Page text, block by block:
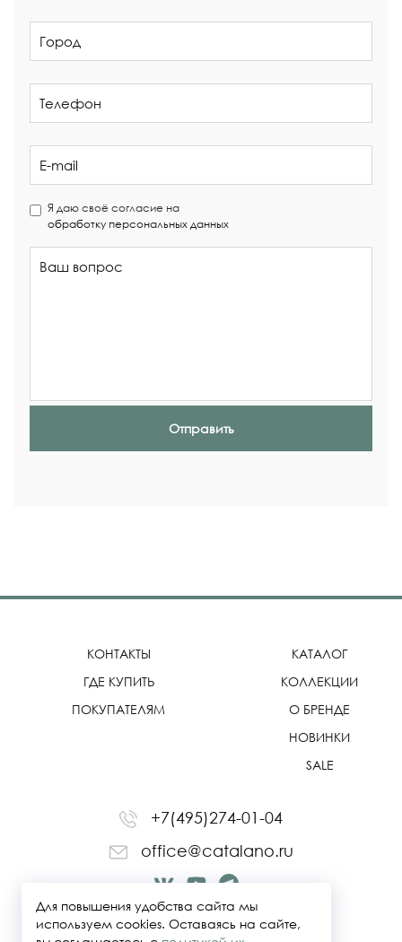
Я даю своё согласие на
обработку персональных данных
Отправить
КОНТАКТЫ
ГДЕ КУПИТЬ
ПОКУПАТЕЛЯМ
КАТАЛОГ
КОЛЛЕКЦИИ
О БРЕНДЕ
НОВИНКИ
SALE
+7(495)274-01-04
office@catalano.ru
Для повышения удобства сайта мы
используем cookies. Оставаясь на сайте,